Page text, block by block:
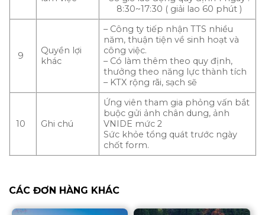
8:30~17:30 ( giải lao 60 phút )
9
Quyền lợi
khác
– Công ty tiếp nhận TTS nhiều
năm, thuận tiện về sinh hoạt và
công việc.
– Có làm thêm theo quy định,
thưởng theo năng lực thành tích
– KTX rộng rãi, sạch sẽ
10 Ghi chú
Ứng viên tham gia phỏng vấn bắt
buộc gửi ảnh chân dung, ảnh
VNIDE mức 2
Sức khỏe tổng quát trước ngày
chốt form.
CÁC ĐƠN HÀNG KHÁC